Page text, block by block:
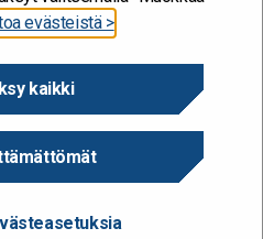
evästeistä >
kaikki